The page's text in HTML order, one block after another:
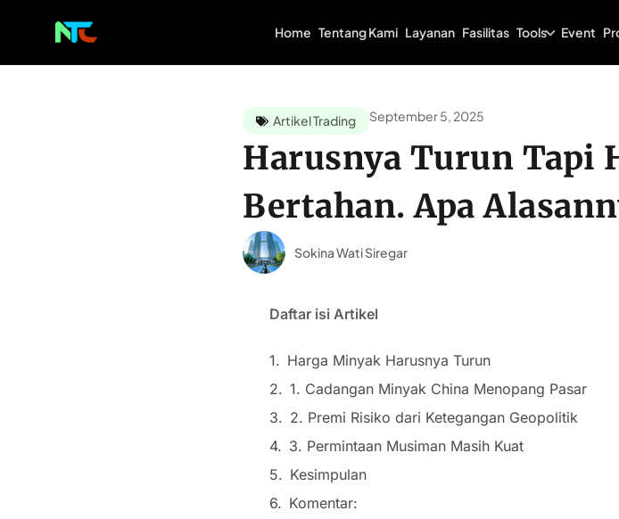
Home Tentang Kami Layanan Fasilitas Tools Event
Artikel Trading September 5, 2025
Harusnya Turun Tapi
Bertahan. Apa
Sokina Wati Siregar
Daftar isi Artikel
Harga Minyak Harusnya Turun
1. Cadangan Minyak China Menopang Pasar
2. Premi Risiko dari Ketegangan Geopolitik
3. Permintaan Musiman Masih Kuat
Kesimpulan
Komentar: